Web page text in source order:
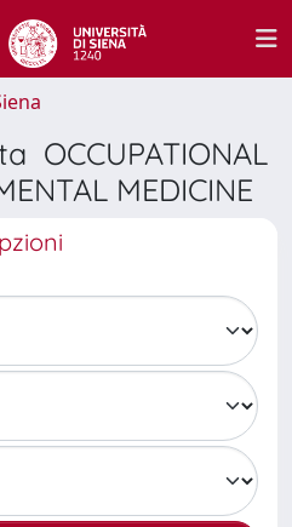
OCCUPATIONAL
MEDICINE